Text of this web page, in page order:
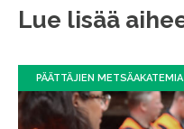
Lue lisää
PÄÄTTÄJIEN METSÄAKATEMIA